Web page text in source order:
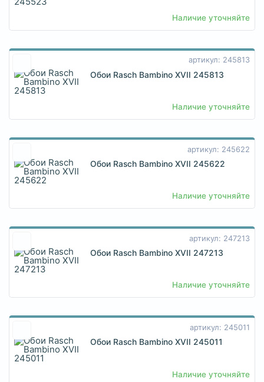
Наличие уточняйте
артикул: 245813
Обои Rasch Bambino XVII 245813
Наличие уточняйте
артикул: 245622
Обои Rasch Bambino XVII 245622
Наличие уточняйте
артикул: 247213
Обои Rasch Bambino XVII 247213
Наличие уточняйте
артикул: 245011
Обои Rasch Bambino XVII 245011
Наличие уточняйте